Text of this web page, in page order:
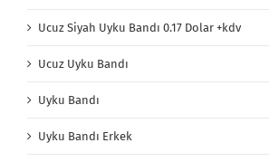
Ucuz Siyah Uyku Bandı 0.17 Dolar +kdv
Ucuz Uyku Bandı
Uyku Bandı
Uyku Bandı Erkek